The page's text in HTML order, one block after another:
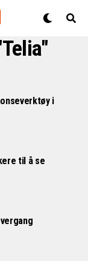
i
til å se